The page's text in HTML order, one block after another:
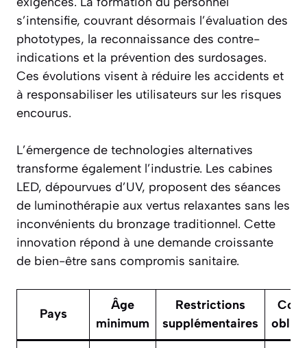
s’intensifie, couvrant désormais l’évaluation des
phototypes, la reconnaissance des contre-
indications et la prévention des surdosages.
Ces évolutions visent à réduire les accidents et
à responsabiliser les utilisateurs sur les risques
encourus.
L’émergence de technologies alternatives
transforme également l’industrie. Les cabines
LED, dépourvues d’UV, proposent des séances
de luminothérapie aux vertus relaxantes sans les
inconvénients du bronzage traditionnel. Cette
innovation répond à une demande croissante
de bien-être sans compromis sanitaire.
Pays
Âge
minimum
Restrictions
supplémentaires